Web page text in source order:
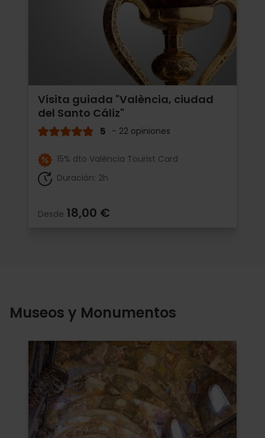
Visita guiada "València, ciudad
del Santo Cáliz"
5 - 22 opiniones
15% dto València Tourist Card
Duración: 2h
Desde 18,00 €
Museos y Monumentos